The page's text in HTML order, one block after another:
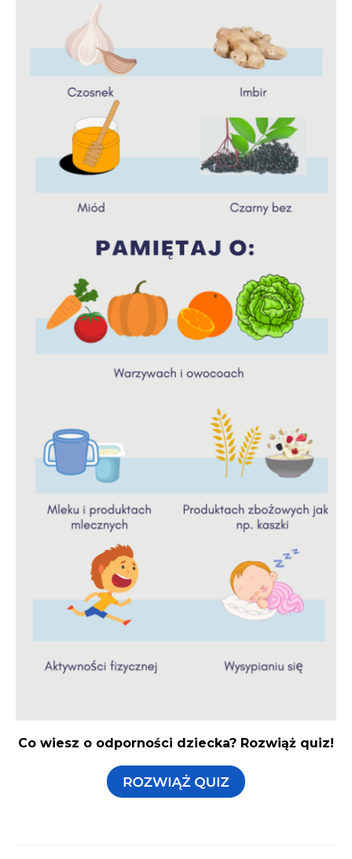
Co wiesz o odporności dziecka? Rozwiąż quiz!